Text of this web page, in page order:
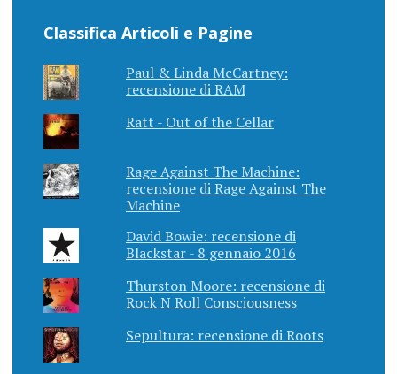
Classifica Articoli e Pagine
Paul & Linda McCartney:
recensione di RAM
Ratt - Out of the Cellar
Rage Against The Machine:
recensione di Rage Against The
Machine
David Bowie: recensione di
Blackstar - 8 gennaio 2016
Thurston Moore: recensione di
Rock N Roll Consciousness
Sepultura: recensione di Roots